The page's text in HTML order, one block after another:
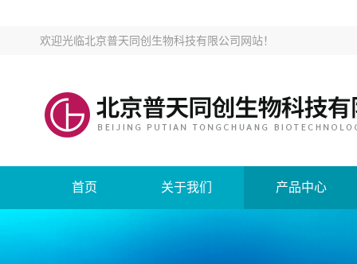
欢迎光临北京普天同创生物科技有限公司网站！
首页 关于我们 产品中心